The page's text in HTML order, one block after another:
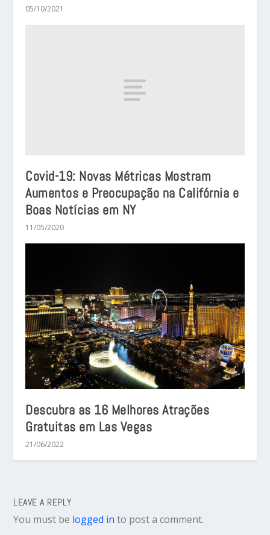
05/10/2021
Covid-19: Novas Métricas Mostram
Aumentos e Preocupação na Califórnia e
Boas Notícias em NY
11/05/2020
Descubra as 16 Melhores Atrações
Gratuitas em Las Vegas
21/06/2022
LEAVE A REPLY
You must be logged in to post a comment.